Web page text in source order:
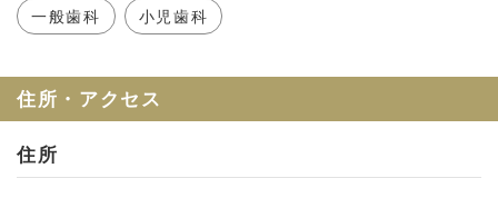
セルフチェック
一般歯科 小児歯科
住所・アクセス
住所